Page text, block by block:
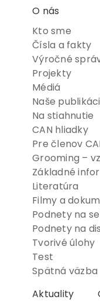
O nás
Kto sme
Čísla a fakty
Výročné
Projekty
Médiá
Naše
Na stiahnutie
CAN hliadky
Pre členov
Grooming –
Základné
Literatúra
Filmy a
Podnety na
Podnety na
Tvorivé úlohy
Test
Spätná väzba
Aktuality